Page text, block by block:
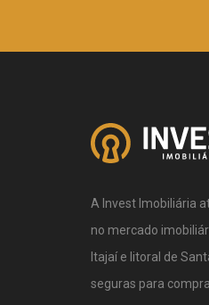
A Invest Imobiliária
no mercado
Itajaí e litoral de
seguras para